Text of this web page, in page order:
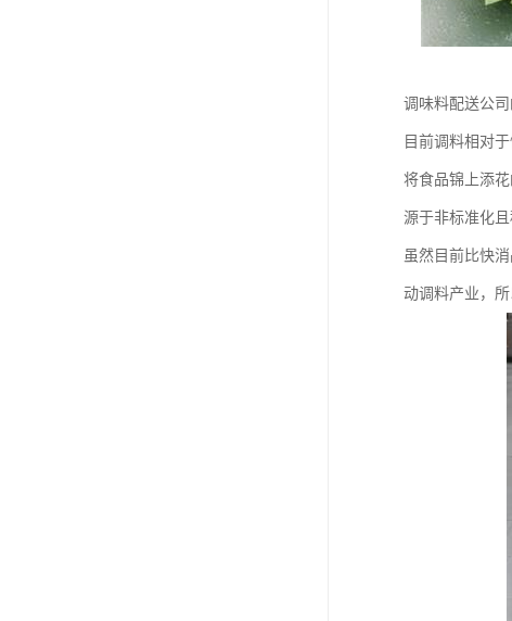
调味料配送公
目前调料相对
将食品锦上添
源于非标准化
虽然目前比快
动调料产业，